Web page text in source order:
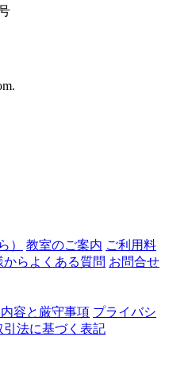
） 教室のご案内 ご利用料
からよくある質問 お問合せ
容と厳守事項 プライバシ
引法に基づく表記